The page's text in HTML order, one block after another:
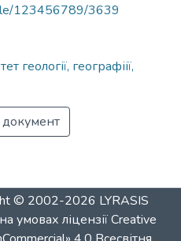
123456789/3639
геології, географіії,
© 2002-2026 LYRASIS
умовах ліцензіїCreative